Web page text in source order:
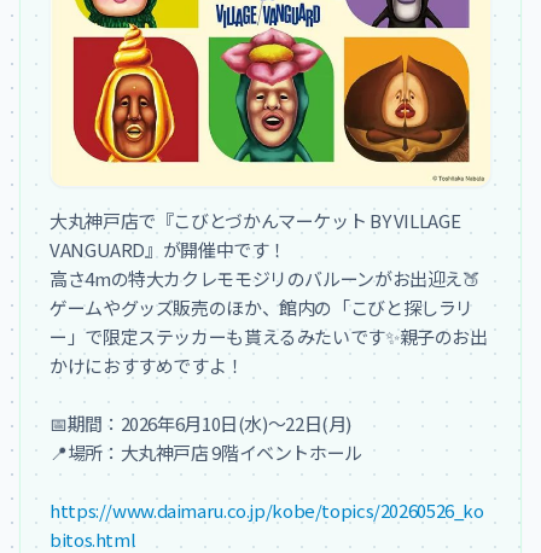
大丸神戸店で『こびとづかんマーケット BY VILLAGE
VANGUARD』が開催中です！
高さ4mの特大カクレモモジリのバルーンがお出迎え🍑
ゲームやグッズ販売のほか、館内の「こびと探しラリ
ー」で限定ステッカーも貰えるみたいです✨親子のお出
かけにおすすめですよ！
📅期間：2026年6月10日(水)〜22日(月)
📍場所：大丸神戸店 9階イベントホール
https://www.daimaru.co.jp/kobe/topics/20260526_ko
bitos.html